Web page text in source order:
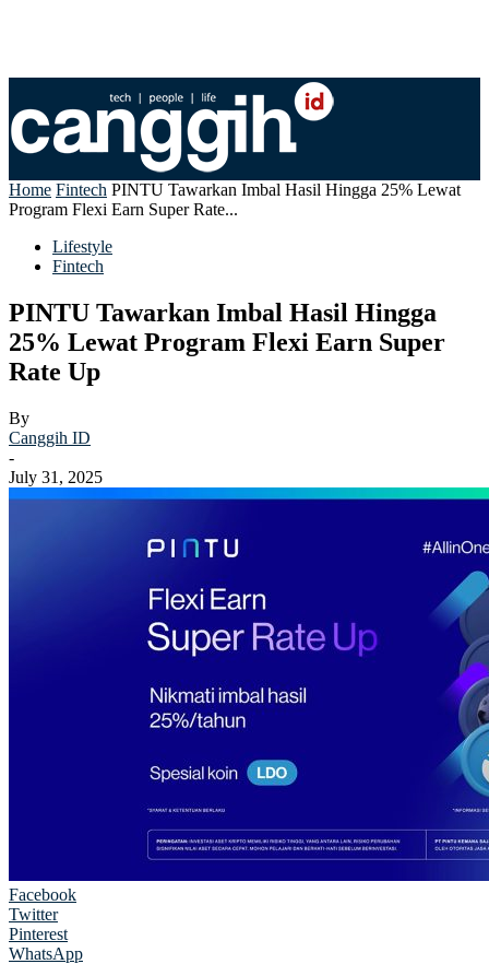
Home Fintech PINTU Tawarkan Imbal Hasil Hingga 25% Lewat
Program Flexi Earn Super Rate...
Lifestyle
Fintech
PINTU Tawarkan Imbal Hasil Hingga
25% Lewat Program Flexi Earn Super
Rate Up
By
Canggih ID
-
July 31, 2025
Facebook
Twitter
Pinterest
WhatsApp